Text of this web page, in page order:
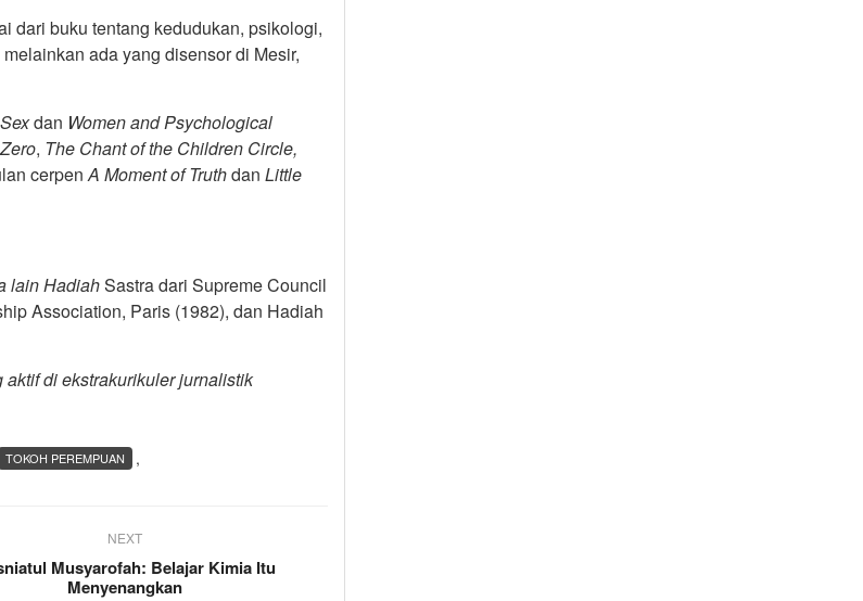
dari buku tentang kedudukan, psikologi,
ada yang disensor di Mesir,
dan Women and Psychological
, The Chant of the Children Circle,
cerpenA Moment of Truthdan Little
lain HadiahSastra dari Supreme Council
Association, Paris (1982), dan Hadiah
di ekstrakurikuler jurnalistik
,
TOKOH PEREMPUAN
NEXT
Musyarofah: Belajar Kimia Itu
Menyenangkan